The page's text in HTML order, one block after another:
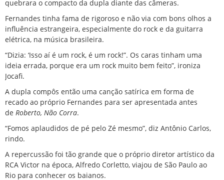
quebrara o compacto da dupla diante das câmeras.
Fernandes tinha fama de rigoroso e não via com bons olhos a
influência estrangeira, especialmente do rock e da guitarra
elétrica, na música brasileira.
“Dizia: ‘Isso aí é um rock, é um rock!”. Os caras tinham uma
ideia errada, porque era um rock muito bem feito”, ironiza
Jocafi.
A dupla compôs então uma canção satírica em forma de
recado ao próprio Fernandes para ser apresentada antes
de Roberto, Não Corra.
“Fomos aplaudidos de pé pelo Zé mesmo”, diz Antônio Carlos,
rindo.
A repercussão foi tão grande que o próprio diretor artístico da
RCA Victor na época, Alfredo Corletto, viajou de São Paulo ao
Rio para conhecer os baianos.